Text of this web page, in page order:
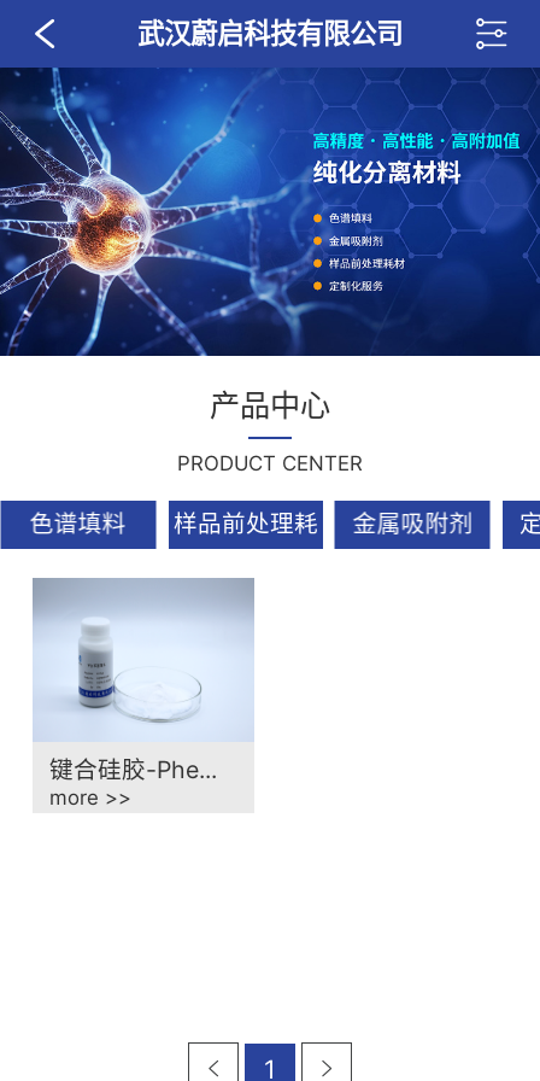
武汉蔚启科技有限公司
产品中心
PRODUCT CENTER
色谱填料
样品前处理耗
金属吸附剂
键合硅胶-Phe...
more >>
1